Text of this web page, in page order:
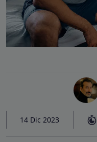
14 Dic 2023